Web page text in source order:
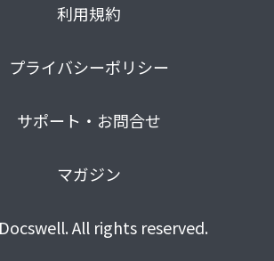
利用規約
プライバシーポリシー
サポート・お問合せ
マガジン
All rights reserved.